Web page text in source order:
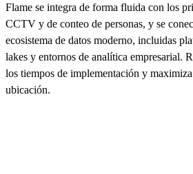
Flame se integra de forma fluida con los
CCTV y de conteo de personas, y se
ecosistema de datos moderno, incluidas
lakes y entornos de analítica empresarial.
los tiempos de implementación y
ubicación.